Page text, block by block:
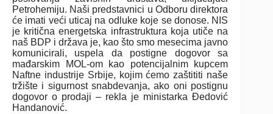
Petrohemiju. Naši predstavnici u Odboru direktora
će imati veći uticaj na odluke koje se donose. NIS
je kritična energetska infrastruktura koja utiče na
naš BDP i država je, kao što smo mesecima javno
komunicirali, uspela da postigne dogovor sa
mađarskim MOL-om kao potencijalnim kupcem
Naftne industrije Srbije, kojim ćemo zaštititi naše
tržište i sigurnost snabdevanja, ako oni postignu
dogovor o prodaji – rekla je ministarka Đedović
Handanović.